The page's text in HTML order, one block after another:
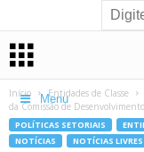
Menu
Início Entidades de Classe
da Comissão de
POLÍTICAS SETORIAIS
NOTÍCIAS
NOTÍCIAS LIVRES